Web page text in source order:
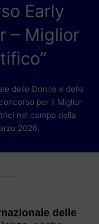
Early
– Miglior
delle Donne e delle
per il Miglior
nel campo della
2026.
delle